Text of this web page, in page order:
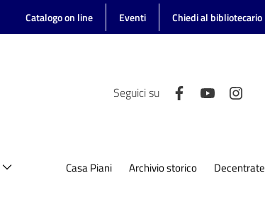
Catalogo on line Eventi Chiedi al bibliotecario
Seguici su
Casa Piani Archivio storico Decentrate